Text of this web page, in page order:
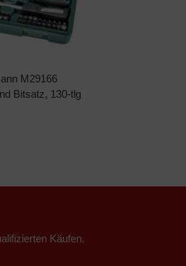
M29166
Bitsatz, 130-tlg
Käufen.